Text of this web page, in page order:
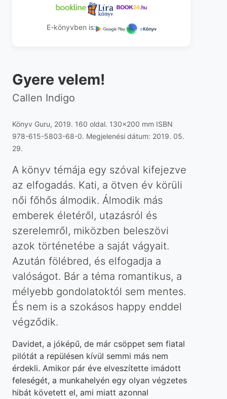
E-könyvben is:
Gyere velem!
Callen Indigo
Könyv Guru, 2019. 160 oldal. 130x200 mm ISBN
978-615-5803-68-0. Megjelenési dátum: 2019. 05.
29.
A könyv témája egy szóval kifejezve
az elfogadás. Kati, a ötven év körüli
női főhős álmodik. Álmodik más
emberek életéről, utazásról és
szerelemről, miközben beleszövi
azok történetébe a saját vágyait.
Azután fölébred, és elfogadja a
valóságot. Bár a téma romantikus, a
mélyebb gondolatoktól sem mentes.
És nem is a szokásos happy enddel
végződik.
Davidet, a jóképű, de már csöppet sem fiatal
pilótát a repülésen kívül semmi más nem
érdekli. Amikor pár éve elveszítette imádott
feleségét, a munkahelyén egy olyan végzetes
hibát követett el, ami miatt azonnal